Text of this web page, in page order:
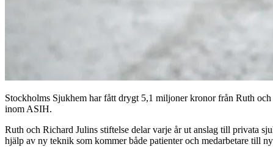
Stockholms Sjukhem har fått drygt 5,1 miljoner kronor från Ruth
inom ASIH.
Ruth och Richard Julins stiftelse delar varje år ut anslag till privata
hjälp av ny teknik som kommer både patienter och medarbetare till